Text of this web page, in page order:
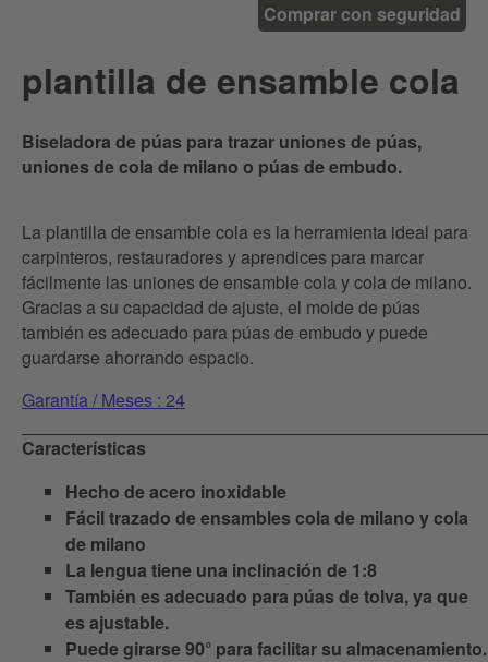
Comprar con seguridad
plantilla de ensamble cola
Biseladora de púas para trazar uniones de púas,
uniones de cola de milano o púas de embudo.
La plantilla de ensamble cola es la herramienta ideal para
carpinteros, restauradores y aprendices para marcar
fácilmente las uniones de ensamble cola y cola de milano.
Gracias a su capacidad de ajuste, el molde de púas
también es adecuado para púas de embudo y puede
guardarse ahorrando espacio.
Garantía / Meses : 24
Características
Hecho de acero inoxidable
Fácil trazado de ensambles cola de milano y cola
de milano
La lengua tiene una inclinación de 1:8
También es adecuado para púas de tolva, ya que
es ajustable.
Puede girarse 90° para facilitar su almacenamiento.